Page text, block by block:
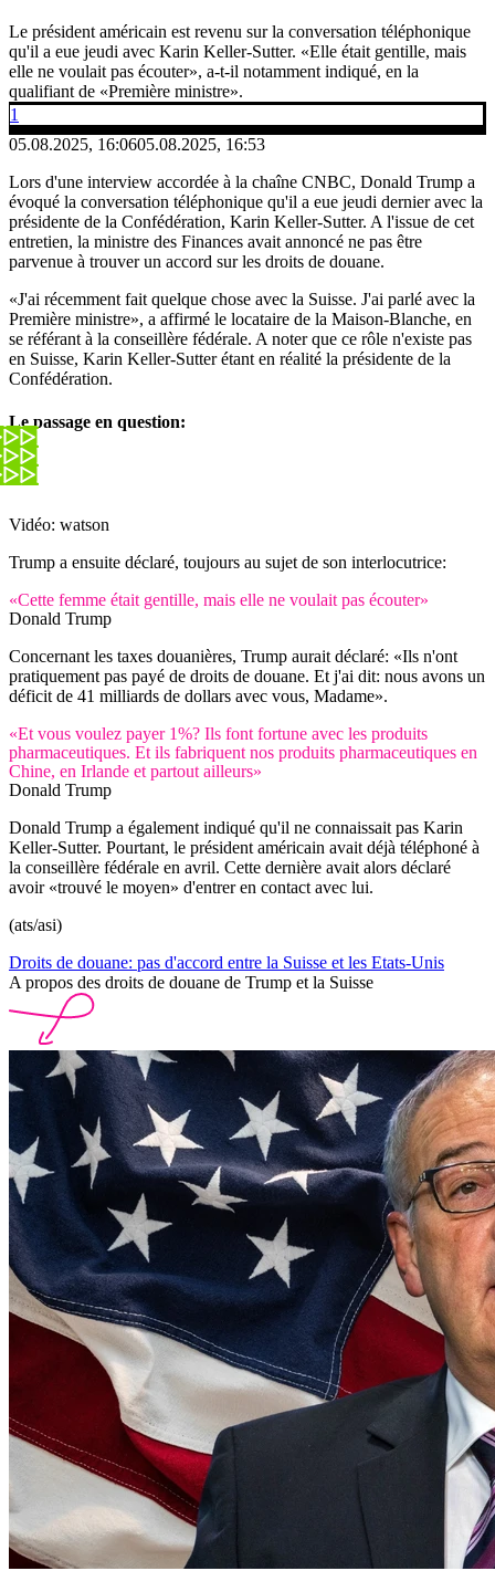
Le président américain est revenu sur la conversation téléphonique
qu'il a eue jeudi avec Karin Keller-Sutter. «Elle était gentille, mais
elle ne voulait pas écouter», a-t-il notamment indiqué, en la
qualifiant de «Première ministre».
1
05.08.2025, 16:0605.08.2025, 16:53
Lors d'une interview accordée à la chaîne CNBC, Donald Trump a
évoqué la conversation téléphonique qu'il a eue jeudi dernier avec la
présidente de la Confédération, Karin Keller-Sutter. A l'issue de cet
entretien, la ministre des Finances avait annoncé ne pas être
parvenue à trouver un accord sur les droits de douane.
«J'ai récemment fait quelque chose avec la Suisse. J'ai parlé avec la
Première ministre», a affirmé le locataire de la Maison-Blanche, en
se référant à la conseillère fédérale. A noter que ce rôle n'existe pas
en Suisse, Karin Keller-Sutter étant en réalité la présidente de la
Confédération.
Le passage en question:
Vidéo: watson
Trump a ensuite déclaré, toujours au sujet de son interlocutrice:
«Cette femme était gentille, mais elle ne voulait pas écouter»
Donald Trump
Concernant les taxes douanières, Trump aurait déclaré: «Ils n'ont
pratiquement pas payé de droits de douane. Et j'ai dit: nous avons un
déficit de 41 milliards de dollars avec vous, Madame».
«Et vous voulez payer 1%? Ils font fortune avec les produits
pharmaceutiques. Et ils fabriquent nos produits pharmaceutiques en
Chine, en Irlande et partout ailleurs»
Donald Trump
Donald Trump a également indiqué qu'il ne connaissait pas Karin
Keller-Sutter. Pourtant, le président américain avait déjà téléphoné à
la conseillère fédérale en avril. Cette dernière avait alors déclaré
avoir «trouvé le moyen» d'entrer en contact avec lui.
(ats/asi)
Droits de douane: pas d'accord entre la Suisse et les Etats-Unis
A propos des droits de douane de Trump et la Suisse